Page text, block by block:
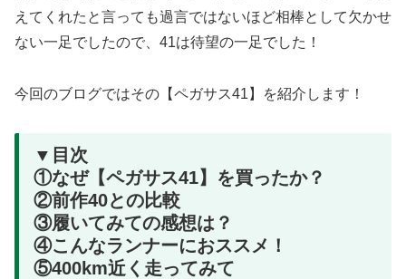
えてくれたと言っても過言ではないほど相棒として欠かせ
ない一足でしたので、41は待望の一足でした！
今回のブログではその【ペガサス41】を紹介します！
▼目次
①なぜ【ペガサス41】を買ったか？
②前作40との比較
③履いてみての感想は？
④こんなランナーにおススメ！
⑤400km近く走ってみて